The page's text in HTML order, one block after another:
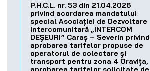
P.H.C.L. nr. 53 din 21.04.2026
privind acordarea mandatului
special Asociației de Dezvoltare
Intercomunitară „INTERCOM
DEȘEURI” Caraș – Severin privind
aprobarea tarifelor propuse de
operatorul de colectare și
transport pentru zona 4 Oravița,
aprobarea tarifelor solicitate de